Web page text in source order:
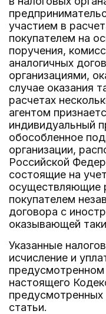
участием в
покупателем на
поручения,
аналогичных
организациями,
случае оказания
расчетах
агентом
индивидуальный
обособленное
организации,
Российской
состоящие на
осуществляющие
покупателем
договора с
оказывающей
Указанные
исчисление и
предусмотренном
настоящего
статьи.